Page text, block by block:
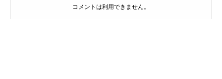
コメントは利用できません。